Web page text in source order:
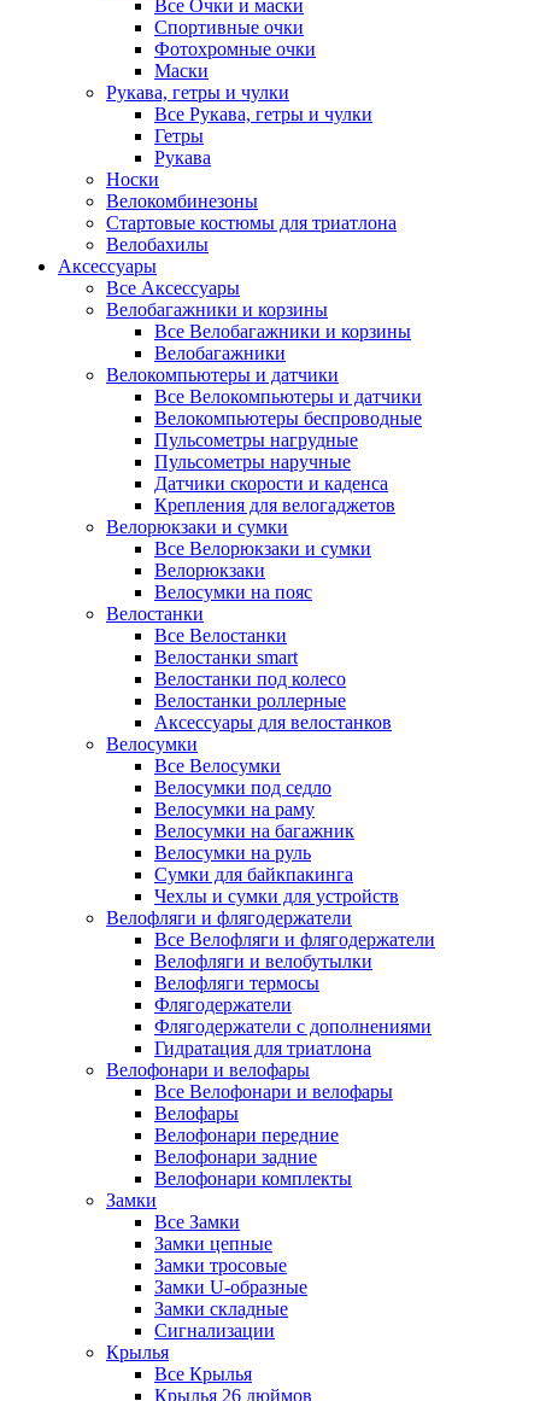
Все Очки и маски
Спортивные очки
Фотохромные очки
Маски
Рукава, гетры и чулки
Все Рукава, гетры и чулки
Гетры
Рукава
Носки
Велокомбинезоны
Стартовые костюмы для триатлона
Велобахилы
Аксессуары
Все Аксессуары
Велобагажники и корзины
Все Велобагажники и корзины
Велобагажники
Велокомпьютеры и датчики
Все Велокомпьютеры и датчики
Велокомпьютеры беспроводные
Пульсометры нагрудные
Пульсометры наручные
Датчики скорости и каденса
Крепления для велогаджетов
Велорюкзаки и сумки
Все Велорюкзаки и сумки
Велорюкзаки
Велосумки на пояс
Велостанки
Все Велостанки
Велостанки smart
Велостанки под колесо
Велостанки роллерные
Аксессуары для велостанков
Велосумки
Все Велосумки
Велосумки под седло
Велосумки на раму
Велосумки на багажник
Велосумки на руль
Сумки для байкпакинга
Чехлы и сумки для устройств
Велофляги и флягодержатели
Все Велофляги и флягодержатели
Велофляги и велобутылки
Велофляги термосы
Флягодержатели
Флягодержатели с дополнениями
Гидратация для триатлона
Велофонари и велофары
Все Велофонари и велофары
Велофары
Велофонари передние
Велофонари задние
Велофонари комплекты
Замки
Все Замки
Замки цепные
Замки тросовые
Замки U-образные
Замки складные
Сигнализации
Крылья
Все Крылья
Крылья 26 дюймов